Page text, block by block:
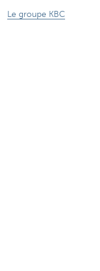
Le groupe KBC